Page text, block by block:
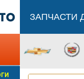
ЗАПЧАСТИ